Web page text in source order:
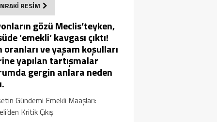
RESİM
gözü Meclis’teyken,
’emekli’ kavgası çıktı!
oranları ve yaşam koşulları
yapılan tartışmalar
gergin anlara neden
Gündemi Emekli Maaşları:
Kritik Çıkış